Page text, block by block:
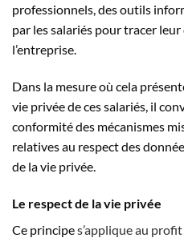
professionnels, des outils
par les salariés pour tracer
l’entreprise.
Dans la mesure où cela
vie privée de ces salariés, il
conformité des mécanismes
relatives au respect des
de la vie privée.
Le respect de la vie privée
Ce principes’applique au